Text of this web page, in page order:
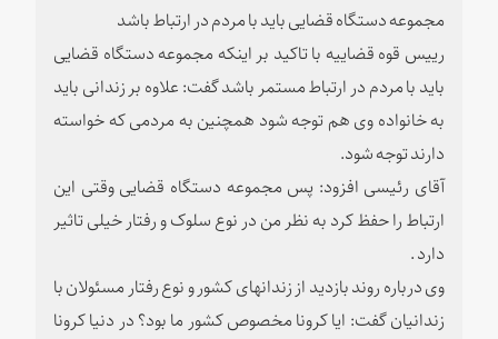
مجموعه دستگاه قضایی باید با مردم در ارتباط باشد
­رییس قوه قضاییه با تاکید بر اینکه مجموعه دستگاه قضایی
باید با مردم در ارتباط مستمر باشد گفت: علاوه بر زندانی باید
به خانواده وی هم توجه شود همچنین به مردمی که خواسته
دارند توجه شود.
آقای رئیسی افزود: پس مجموعه دستگاه قضایی وقتی این
ارتباط را حفظ کرد به نظر من در نوع سلوک و رفتار خیلی تاثیر
دارد .
وی درباره روند بازدید از زندانهای کشور و نوع رفتار مسئولان با
زندانیان گفت: ایا کرونا مخصوص کشور ما بود؟ در دنیا کرونا